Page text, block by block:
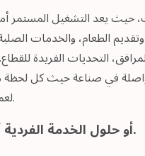
حيث يعد التشغيل المستمر
التحديات الفريدة
في صناعة حيث كل
لعمليات الإعلام، تدعم مهمتها الأساسية.
شاهد إدارة المرافق (FM) أو حلول الخدمة الفردية أدناه.